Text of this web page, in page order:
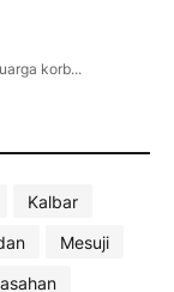
korb...
Kalbar
Mesuji
asahan